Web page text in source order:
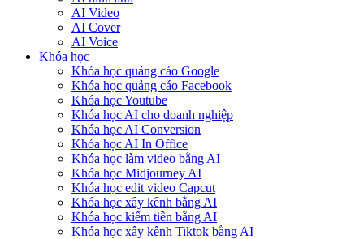
AI Video
AI Cover
AI Voice
Khóa học
Khóa học quảng cáo Google
Khóa học quảng cáo Facebook
Khóa học Youtube
Khóa học AI cho doanh nghiệp
Khóa học AI Conversion
Khóa học AI In Office
Khóa học làm video bằng AI
Khóa học Midjourney AI
Khóa học edit video Capcut
Khóa học xây kênh bằng AI
Khóa học kiếm tiền bằng AI
Khóa học xây kênh Tiktok bằng AI